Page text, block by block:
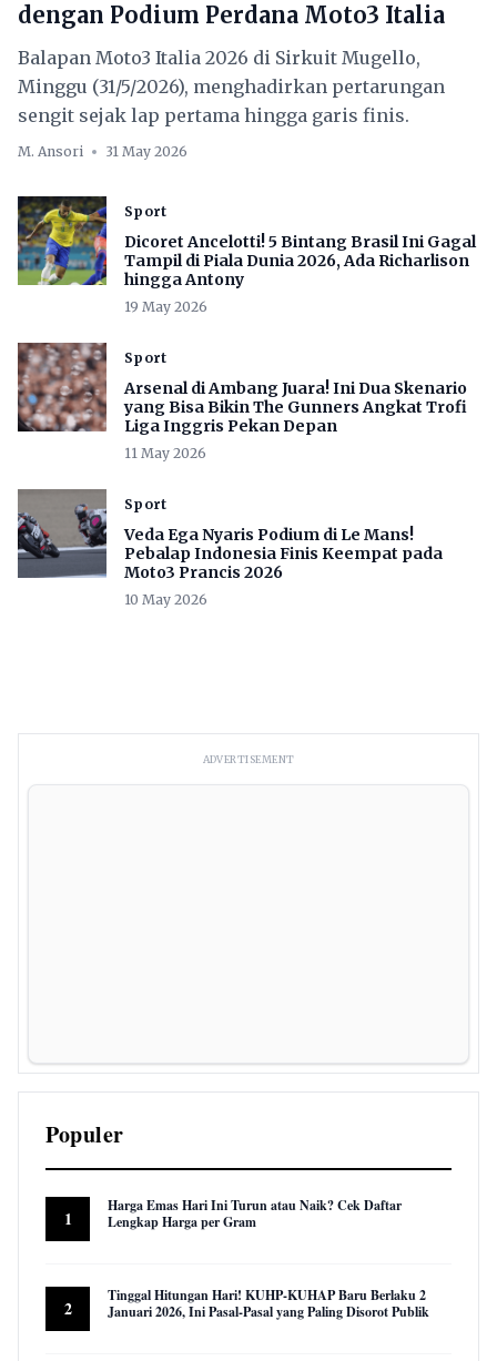
dengan Podium Perdana Moto3 Italia
Balapan Moto3 Italia 2026 di Sirkuit Mugello,
Minggu (31/5/2026), menghadirkan pertarungan
sengit sejak lap pertama hingga garis finis.
M. Ansori 31 May 2026
Sport
Dicoret Ancelotti! 5 Bintang Brasil Ini Gagal
Tampil di Piala Dunia 2026, Ada Richarlison
hingga Antony
19 May 2026
Sport
Arsenal di Ambang Juara! Ini Dua Skenario
yang Bisa Bikin The Gunners Angkat Trofi
Liga Inggris Pekan Depan
11 May 2026
Sport
Veda Ega Nyaris Podium di Le Mans!
Pebalap Indonesia Finis Keempat pada
Moto3 Prancis 2026
10 May 2026
ADVERTISEMENT
Populer
1
Harga Emas Hari Ini Turun atau Naik? Cek Daftar
Lengkap Harga per Gram
2
Tinggal Hitungan Hari! KUHP-KUHAP Baru Berlaku 2
Januari 2026, Ini Pasal-Pasal yang Paling Disorot Publik